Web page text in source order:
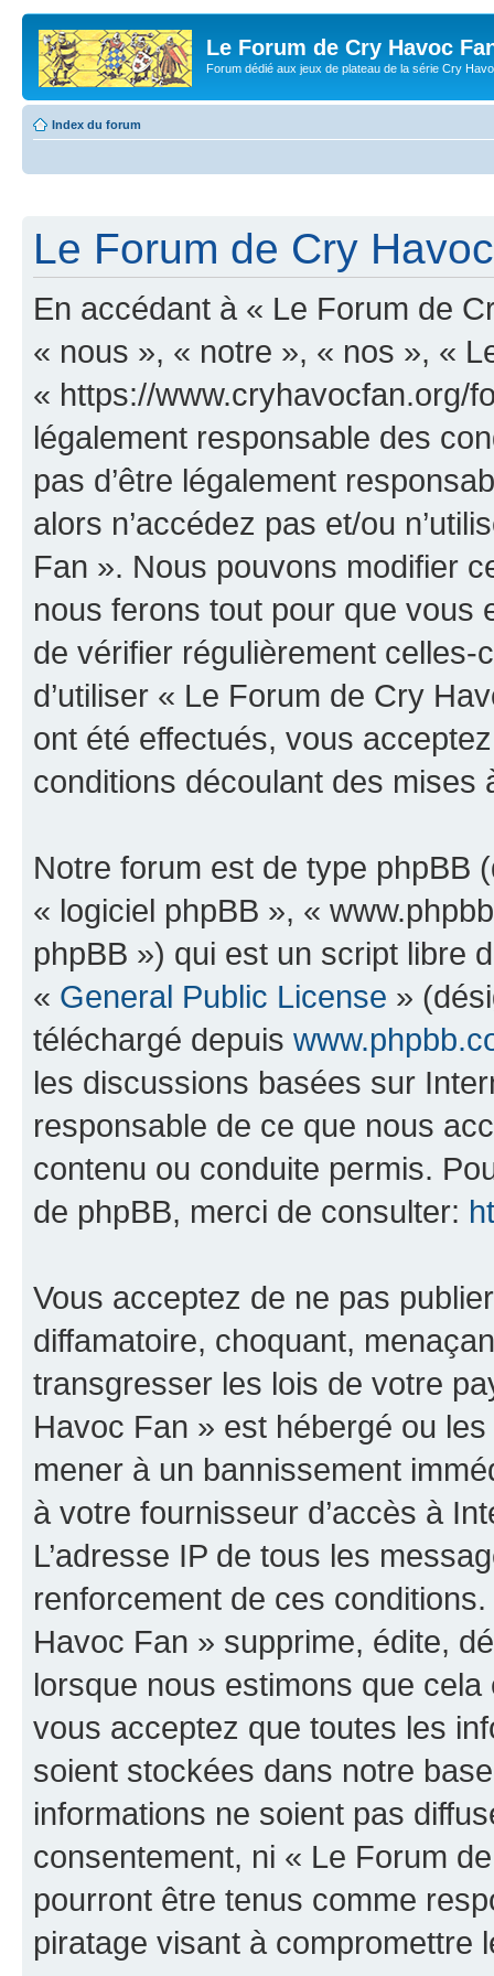
Le Forum de Cry Havoc
Forum dédié aux jeux de plateau de la série Cry
Index du forum
Le Forum de Cry
En accédant à « Le Forum de
« nous », « notre », « nos », «
« https://www.cryhavocfan.org/
légalement responsable des
pas d’être légalement
alors n’accédez pas et/ou
Fan ». Nous pouvons modifier
nous ferons tout pour que vous
de vérifier régulièrement
d’utiliser « Le Forum de Cry
ont été effectués, vous
conditions découlant des mises
Notre forum est de type phpBB
« logiciel phpBB », «
phpBB ») qui est un script libre
« General Public License »
téléchargé depuis
les discussions basées sur
responsable de ce que nous
contenu ou conduite permis.
de phpBB, merci de consulter:
Vous acceptez de ne pas
diffamatoire, choquant,
transgresser les lois de votre
Havoc Fan » est hébergé ou
mener à un bannissement
à votre fournisseur d’accès à
L’adresse IP de tous les
renforcement de ces
Havoc Fan » supprime, édite,
lorsque nous estimons que cela
vous acceptez que toutes les
soient stockées dans notre
informations ne soient pas
consentement, ni « Le Forum
pourront être tenus comme
piratage visant à compromettre